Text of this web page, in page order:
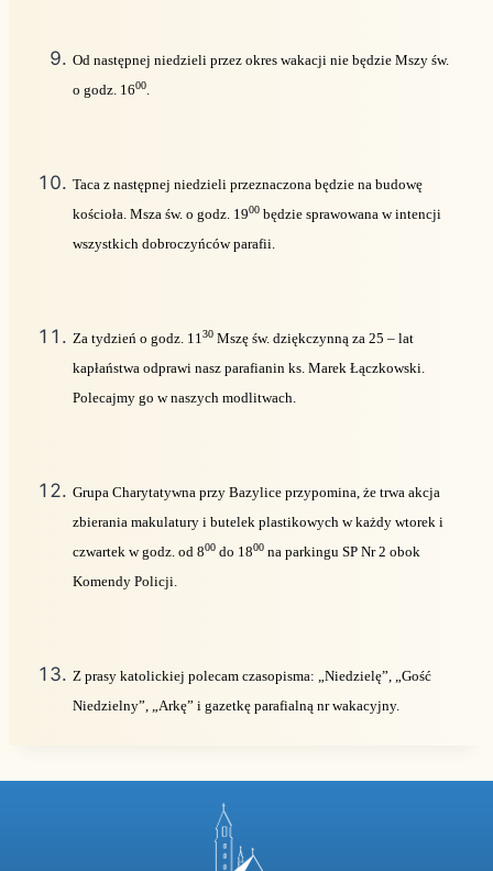
Od następnej niedzieli przez okres wakacji nie będzie Mszy św.
o godz. 1600
Taca z następnej niedzieli przeznaczona będzie na budowę
kościoła. Msza św. o godz. 1900 będzie sprawowana w intencji
wszystkich dobroczyńców parafii.
Za tydzień o godz. 11 30 Mszę św. dziękczynną za 25 – lat
kapłaństwa odprawi nasz parafianin ks. Marek Łączkowski.
Polecajmy go w naszych modlitwach.
Grupa Charytatywna przy Bazylice przypomina, że trwa akcja
zbierania makulatury i butelek plastikowych w każdy wtorek i
czwartek w godz. od 800 do 1800 na parkingu SP Nr 2 obok
Komendy Policji.
Z prasy katolickiej polecam czasopisma: „Niedzielę”, „Gość
Niedzielny”, „Arkę” i gazetkę parafialną nr wakacyjny.